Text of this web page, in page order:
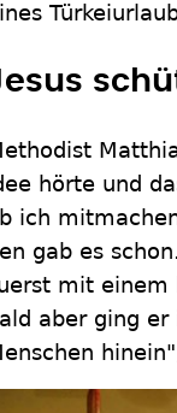
hörte und
ich
gab es
mit einem
aber ging